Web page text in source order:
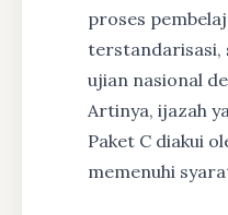
proses
terstandarisasi,
ujian nasional
Artinya, ijazah
Paket C diakui
memenuhi